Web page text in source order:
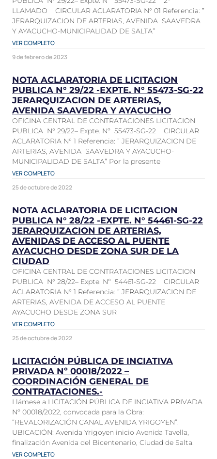
LLAMADO CIRCULAR ACLARATORIA N° 01 Referencia: ”
JERARQUIZACION DE ARTERIAS, AVENIDA SAAVEDRA
Y AYACUCHO-MUNICIPALIDAD DE SALTA”
VER COMPLETO
9 de febrero de 2023
NOTA ACLARATORIA DE LICITACION
PUBLICA N° 29/22 -EXPTE. N° 55473-SG-22
JERARQUIZACION DE ARTERIAS,
AVENIDA SAAVEDRA Y AYACUCHO
OFICINA CENTRAL DE CONTRATACIONES LICITACION
PUBLICA N° 29/22– Expte. Nº 55473-SG-22 CIRCULAR
ACLARATORIA N° 1 Referencia: ” JERARQUIZACION DE
ARTERIAS, AVENIDA SAAVEDRA Y AYACUCHO-
MUNICIPALIDAD DE SALTA” Por la presente
VER COMPLETO
25 de octubre de 2022
NOTA ACLARATORIA DE LICITACION
PUBLICA N° 28/22 -EXPTE. N° 54461-SG-22
JERARQUIZACION DE ARTERIAS,
AVENIDAS DE ACCESO AL PUENTE
AYACUCHO DESDE ZONA SUR DE LA
CIUDAD
OFICINA CENTRAL DE CONTRATACIONES LICITACION
PUBLICA N° 28/22– Expte. Nº 54461-SG-22 CIRCULAR
ACLARATORIA N° 1 Referencia: ” JERARQUIZACION DE
ARTERIAS, AVENIDA DE ACCESO AL PUENTE
AYACUCHO DESDE ZONA SUR
VER COMPLETO
25 de octubre de 2022
LICITACIÓN PÚBLICA DE INCIATIVA
PRIVADA Nº 00018/2022 –
COORDINACIÓN GENERAL DE
CONTRATACIONES.-
Llámese a LICITACIÓN PÚBLICA DE INCIATIVA PRIVADA
Nº 00018/2022, convocada para la Obra:
“REVALORIZACIÓN CANAL AVENIDA YRIGOYEN”.
UBICACIÓN: Avenida Yrigoyen inicio Avenida Tavella,
finalización Avenida del Bicentenario, Ciudad de Salta.
VER COMPLETO